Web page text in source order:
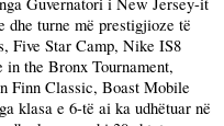
turne më prestigjioze të
Five Star Camp, Nike IS8
the Bronx Tournament,
Finn Classic, Boast Mobile
klasa e 6-të ai ka udhëtuar në